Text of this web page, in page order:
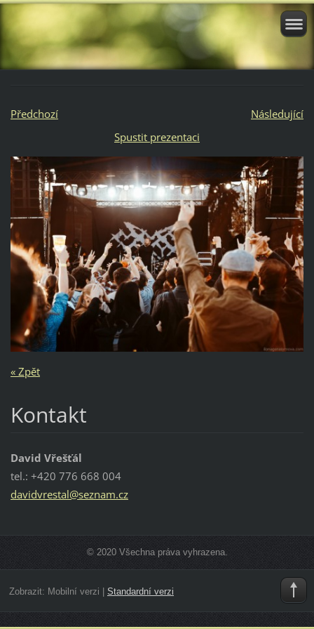
Předchozí
Následující
Spustit prezentaci
« Zpět
Kontakt
David Vřešťál
tel.: +420 776 668 004
davidvrestal@seznam.cz
© 2020 Všechna práva vyhrazena.
Zobrazit: Mobilní verzi | Standardní verzi